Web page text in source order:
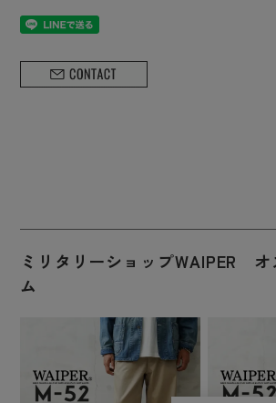
ミリタリーショップWAIPER オ
ム